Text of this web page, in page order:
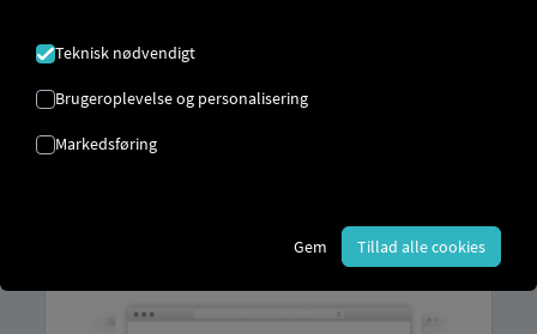
Forbind dem derefter direkte til
RIO kortet
nemt kan tilslutte dine køretøjer selv,i
trinvise instruktioner.
Teknisk nødvendigt
Brugeroplevelse og personalisering
Markedsføring
Gem Tillad alle cookies